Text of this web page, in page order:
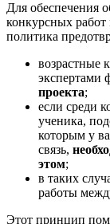
Для обеспечения
конкурсных работ
политика
возрастные
экспертами
проекта;
если среди
ученика,
которым у
связь,
этом;
в таких
работы
Этот принцип